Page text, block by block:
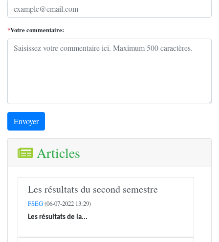
*Votre commentaire:
Envoyer
Articles
Les résultats du second semestre
FSEG(06-07-2022 13:29)
Les résultats de la...